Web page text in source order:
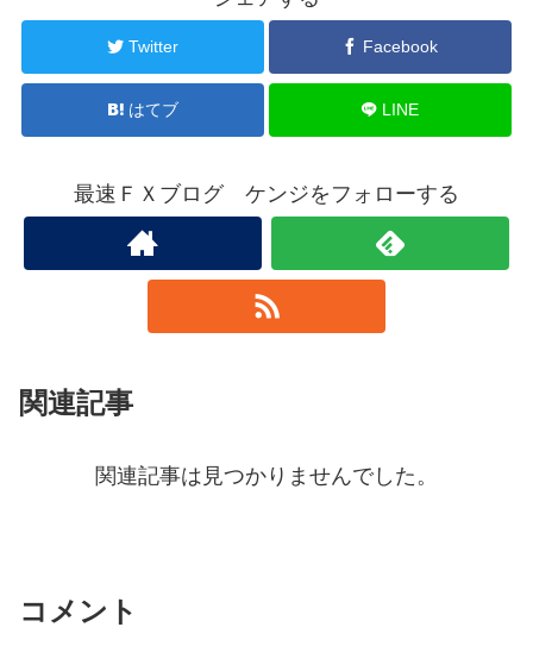
Twitter Facebook
はてブ LINE
最速ＦＸブログ ケンジをフォローする
関連記事
関連記事は見つかりませんでした。
コメント